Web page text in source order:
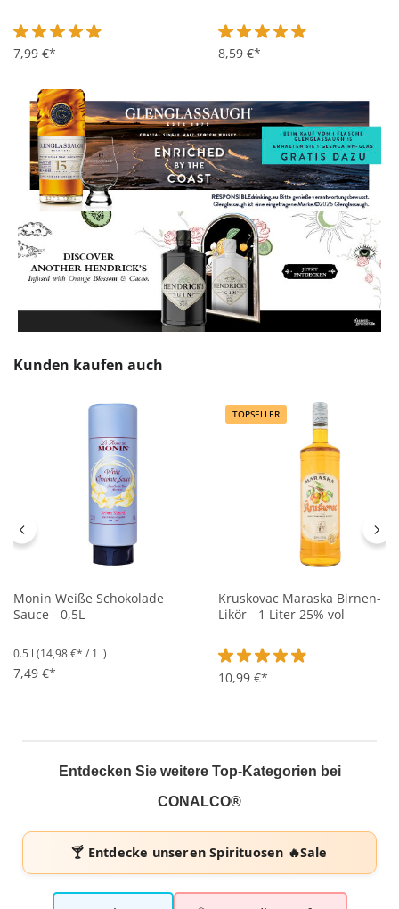
Durchschnittliche Bewertung von 4.9 von 5 Sternen
7,99 €* Durchschnittliche
8,59 €*
Produktgalerie überspringen
Kunden kaufen auch
Monin Weiße Schokolade
Sauce - 0,5L
0.5 l (14,98 €* / 1 l)
7,49 €*
TOPSELLER
Kruskovac Maraska Birnen-
Likör - 1 Liter 25% vol
Durchschnittliche
10,99 €*
Entdecken Sie weitere Top-Kategorien bei
CONALCO®
🍸 Entdecke unserenSpirituosen 🔥Sale